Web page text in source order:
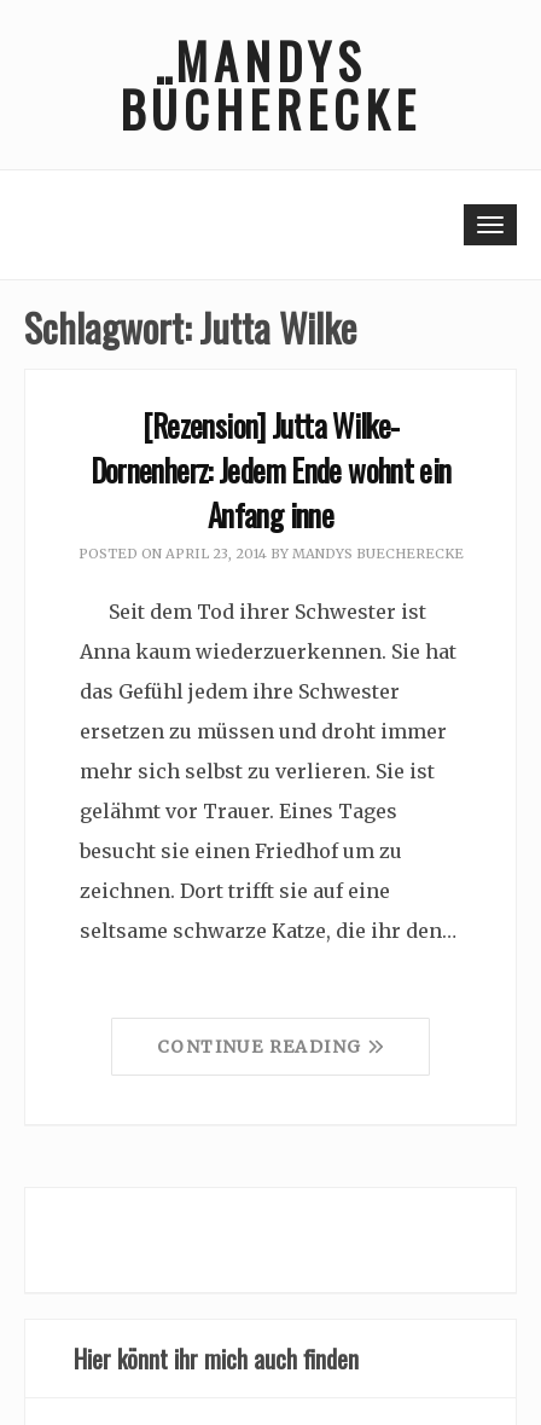
MANDYS
BÜCHERECKE
Schlagwort:Jutta Wilke
[Rezension] Jutta Wilke-
Dornenherz: Jedem Ende wohnt ein
Anfang inne
POSTED ON APRIL 23, 2014BY MANDYS BUECHERECKE
Seit dem Tod ihrer Schwester ist
Anna kaum wiederzuerkennen. Sie hat
das Gefühl jedem ihre Schwester
ersetzen zu müssen und droht immer
mehr sich selbst zu verlieren. Sie ist
gelähmt vor Trauer. Eines Tages
besucht sie einen Friedhof um zu
zeichnen. Dort trifft sie auf eine
seltsame schwarze Katze, die ihr den…
CONTINUE READING
Hier könnt ihr mich auch finden